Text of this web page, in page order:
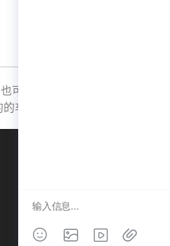
以单独使用，通过支付宝、
车位。
电话：
传真： 0755-27472768